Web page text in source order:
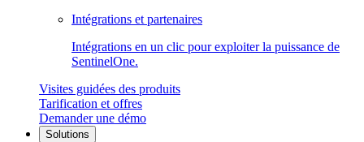
Intégrations et partenaires
Intégrations en un clic pour exploiter la puissance de
SentinelOne.
Visites guidées des produits
Tarification et offres
Demander une démo
Solutions